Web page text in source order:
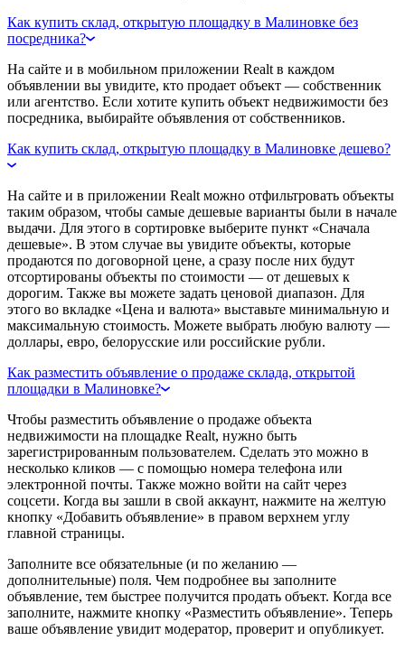
Как купить склад, открытую площадку в Малиновке без
посредника?
На сайте и в мобильном приложении Realt в каждом
объявлении вы увидите, кто продает объект — собственник
или агентство. Если хотите купить объект недвижимости без
посредника, выбирайте объявления от собственников.
Как купить склад, открытую площадку в Малиновке дешево?
На сайте и в приложении Realt можно отфильтровать объекты
таким образом, чтобы самые дешевые варианты были в начале
выдачи. Для этого в сортировке выберите пункт «Сначала
дешевые». В этом случае вы увидите объекты, которые
продаются по договорной цене, а сразу после них будут
отсортированы объекты по стоимости — от дешевых к
дорогим. Также вы можете задать ценовой диапазон. Для
этого во вкладке «Цена и валюта» выставьте минимальную и
максимальную стоимость. Можете выбрать любую валюту —
доллары, евро, белорусские или российские рубли.
Как разместить объявление о продаже склада, открытой
площадки в Малиновке?
Чтобы разместить объявление о продаже объекта
недвижимости на площадке Realt, нужно быть
зарегистрированным пользователем. Сделать это можно в
несколько кликов — с помощью номера телефона или
электронной почты. Также можно войти на сайт через
соцсети. Когда вы зашли в свой аккаунт, нажмите на желтую
кнопку «Добавить объявление» в правом верхнем углу
главной страницы.
Заполните все обязательные (и по желанию —
дополнительные) поля. Чем подробнее вы заполните
объявление, тем быстрее получится продать объект. Когда все
заполните, нажмите кнопку «Разместить объявление». Теперь
ваше объявление увидит модератор, проверит и опубликует.